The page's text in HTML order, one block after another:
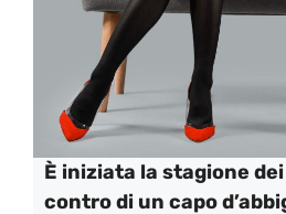
È iniziata la stagione
contro di un capo